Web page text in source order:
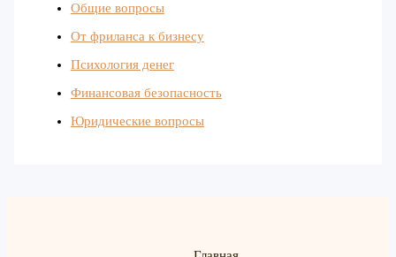
Общие вопросы
От фриланса к бизнесу
Психология денег
Финансовая безопасность
Юридические вопросы